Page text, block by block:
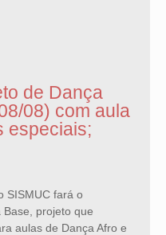
de Dança
08) com aula
especiais;
SISMUC fará o
projeto que
aulas de Dança Afro e